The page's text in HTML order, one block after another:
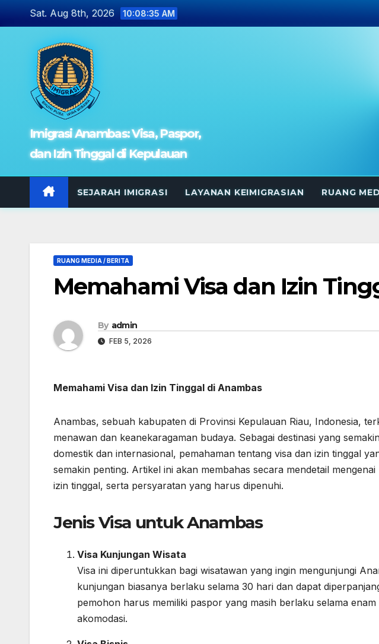
to
Sat. Aug 8th, 2026 10:08:37 AM
Imigrasi Anambas: Visa, Paspor,
dan Izin Tinggal di Kepulauan
SEJARAH IMIGRASI LAYANAN KEIMIGRASIAN RUANG
RUANG MEDIA / BERITA
Memahami Visa dan Izin
By admin
FEB 5, 2026
Memahami Visa dan Izin Tinggal di Anambas
Anambas, sebuah kabupaten di Provinsi Kepulauan Riau, Indonesia,
menawan dan keanekaragaman budaya. Sebagai destinasi yang
domestik dan internasional, pemahaman tentang visa dan izin tinggal
semakin penting. Artikel ini akan membahas secara mendetail
izin tinggal, serta persyaratan yang harus dipenuhi.
Jenis Visa untuk Anambas
Visa Kunjungan Wisata
Visa ini diperuntukkan bagi wisatawan yang ingin mengunjungi
kunjungan biasanya berlaku selama 30 hari dan dapat
pemohon harus memiliki paspor yang masih berlaku selama
akomodasi.